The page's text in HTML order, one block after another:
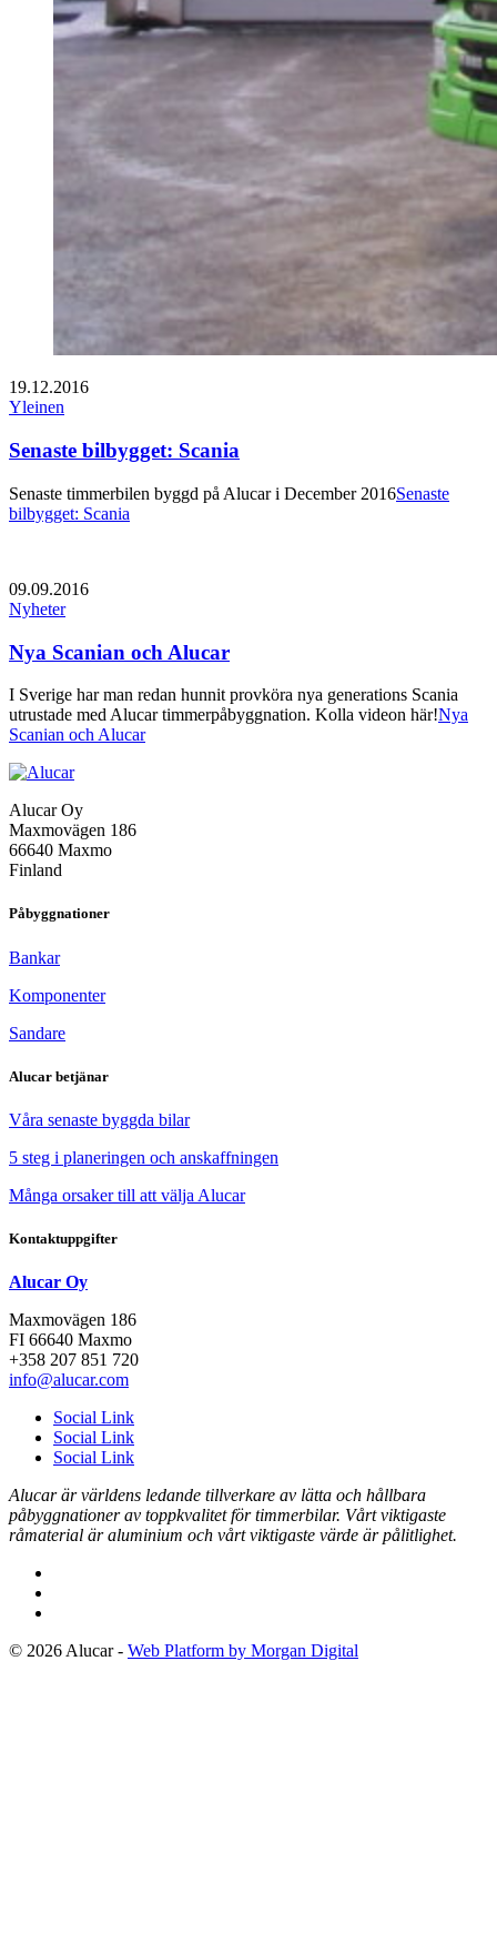
19.12.2016
Yleinen
Senaste bilbygget: Scania
Senaste timmerbilen byggd på Alucar i December 2016Senaste
bilbygget: Scania
09.09.2016
Nyheter
Nya Scanian och Alucar
I Sverige har man redan hunnit provköra nya generations Scania
utrustade med Alucar timmerpåbyggnation. Kolla videon här!Nya
Scanian och Alucar
Alucar Oy
Maxmovägen 186
66640 Maxmo
Finland
Påbyggnationer
Bankar
Komponenter
Sandare
Alucar betjänar
Våra senaste byggda bilar
5 steg i planeringen och anskaffningen
Många orsaker till att välja Alucar
Kontaktuppgifter
Alucar Oy
Maxmovägen 186
FI 66640 Maxmo
+358 207 851 720
info@alucar.com
Social Link
Social Link
Social Link
Alucar är världens ledande tillverkare av lätta och hållbara
påbyggnationer av toppkvalitet för timmerbilar. Vårt viktigaste
råmaterial är aluminium och vårt viktigaste värde är pålitlighet.
© 2026 Alucar - Web Platform by Morgan Digital